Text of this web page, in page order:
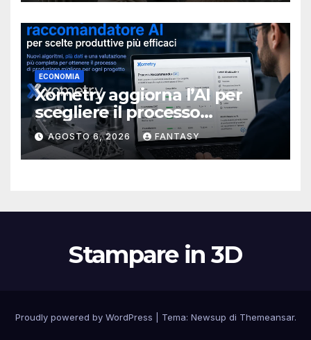
ECONOMIA
Xometry aggiorna l’AI per
scegliere il processo
produttivo più adatto
AGOSTO 6, 2026 FANTASY
Stampare in 3D
Proudly powered by WordPress Tema: Newsup di Themeansar.